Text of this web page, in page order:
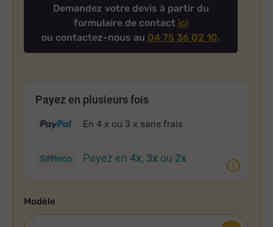
Demandez votre devis à partir du
formulaire de contact ici
ou contactez-nous au 04 75 36 02 10.
Payez en plusieurs fois
En 4 x ou 3 x sans frais
Payez en 4x, 3x ou 2x
Modèle